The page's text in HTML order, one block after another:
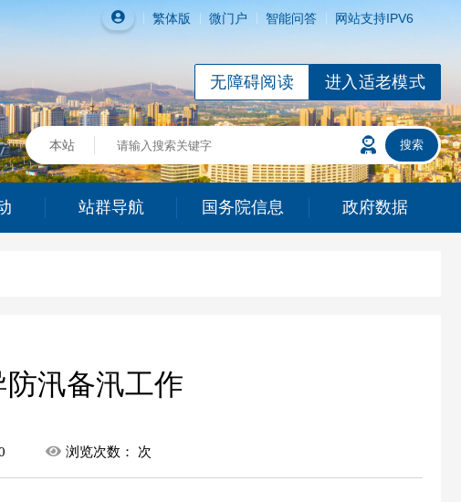
繁体版 微门户 智能问答 网站支持IPV6
进入适老模式
无障碍阅读
站群导航 国务院信息 政府数据
汛备汛工作
浏览次数： 次